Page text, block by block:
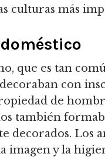
culturas más
que es tan
con
de
también
decorados. Los
imagen y la